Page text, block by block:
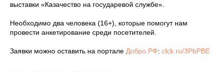
выставки «Казачество на государевой службе».
Необходимо два человека (16+), которые помогут нам
провести анкетирование среди посетителей.
Заявки можно оставить на портале Добро.РФ: clck.ru/3PbPBE